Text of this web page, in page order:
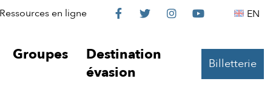
Ressources en ligne
Le
sur

Le

Le

Le
 EN
Groupes
Destination
évasion
Billetterie